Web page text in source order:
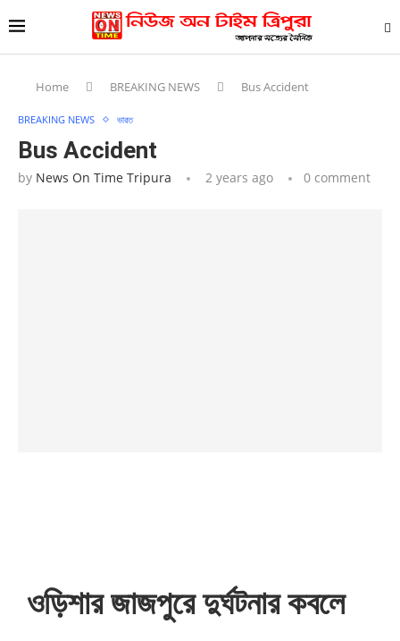
Home BREAKING NEWS Bus Accident
BREAKING NEWS ভারত
Bus Accident
by News On Time Tripura 2 years ago 0 comment
ওড়িশার জাজপুরে দুর্ঘটনার কবলে